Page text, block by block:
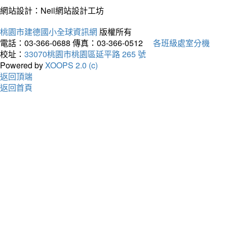
網站設計：Neil網站設計工坊
桃園市建德國小全球資訊網 版權所有
電話：03-366-0688 傳真：03-366-0512
各班級處室分機
校址： 33070桃園市桃園區延平路 265 號
Powered byXOOPS 2.0 (c)
返回頂端
返回首頁